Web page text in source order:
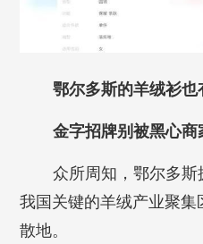
鄂尔多斯的羊绒衫也
金字招牌别被黑心商
众所周知，鄂尔多
我国关键的羊绒产业聚
散地。